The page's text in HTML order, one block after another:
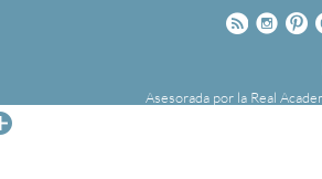
Rss
Asesorada por la Real